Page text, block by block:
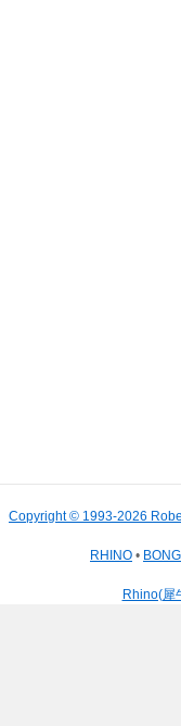
Copyright © 1993-2026
RHINO •
Rhino(犀